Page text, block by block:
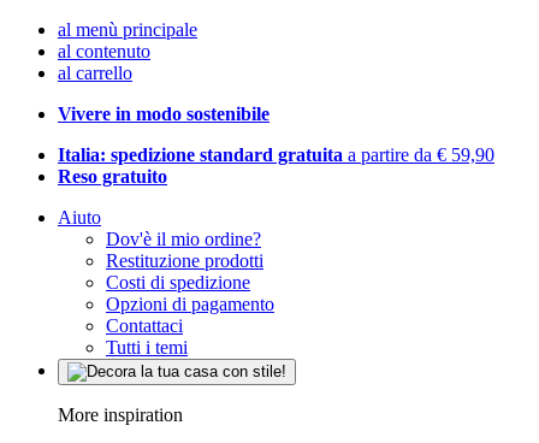
al menù principale
al contenuto
al carrello
Vivere in modo sostenibile
Italia: spedizione standard gratuita a partire da € 59,90
Reso gratuito
Aiuto
Dov'è il mio ordine?
Restituzione prodotti
Costi di spedizione
Opzioni di pagamento
Contattaci
Tutti i temi
More inspiration